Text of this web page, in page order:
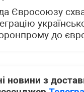
Євросоюзу
до
новини з